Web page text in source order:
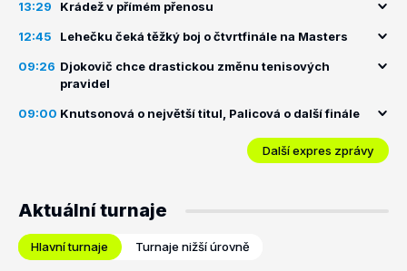
13:29 Krádež v přímém přenosu
12:45 Lehečku čeká těžký boj o čtvrtfinále na Masters
09:26 Djokovič chce drastickou změnu tenisových
pravidel
09:00 Knutsonová o největší titul, Palicová o další finále
Další expres zprávy
Aktuální turnaje
Hlavní turnaje Turnaje nižší úrovně